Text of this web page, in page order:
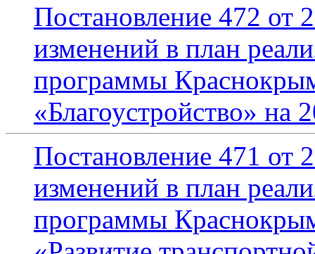
Постановление 472 от
изменений в план
программы
«Благоустройство» на
Постановление 471 от
изменений в план
программы